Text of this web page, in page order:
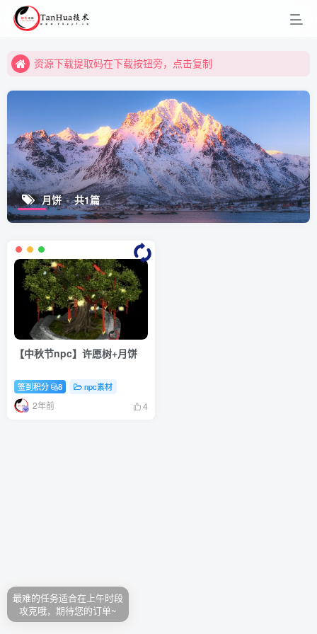
资源下载提取码在下载按钮旁，点击复制
资源下载提取码在下载按钮旁，点击复制
月饼 共1篇
【中秋节npc】许愿树+月饼
签到积分 8 npc素材
2年前 4
最难的任务适合在上午时段
攻克哦，期待您的订单~